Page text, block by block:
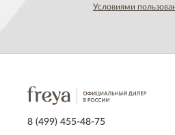
Условиями
8 (499) 455-48-75